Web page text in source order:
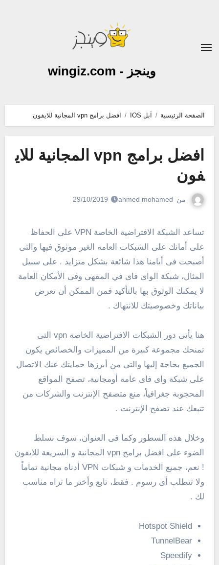
وينجز - wingiz.com
الصفحة الرئيسية آبل IOS افضل برامج vpn المجانية للايفون
افضل برامج vpn المجانية للاي
فون
من ahmed mohamed
29/10/2019
تساعد الشبكة الافتراضية الخاصة VPN على الحفاظ
على أمانك على الشبكات العامة الغير موثوق فيها والتى
أصبحت فى أيامنا هذا شائعة بشكل متزايد . على سبيل
المثال، شبكة الواى فاى في المقهى وفى الأمكان العامة
لا يمكنك الوثوق بها بالتأكيد فمن الممكن أن تعرض
بياناتك وخصوصيتك للانتهاك .
هنا يأتى دور الشبكات الافتراضية الخاصة vpn التى
تمنحك مجموعة كبيرة من المميزات والخصائص يكون
الجميع بحاجة إليها والتى من أبرزها حمايتك عنك الاتصال
على شبكة واى فاى عامة أومجانية، تصفح المواقع
المحجوبة جغرافياً، منع متصفح الإنترنت والشركات من
تتبعك عند تصفح الإنترنت .
وخلال هذه السطور وكما فى العنوان، سوف نسلط
الضوء على افضل برامج vpn المجانية و السريعة للايفون
! نعم، جميع الخدمات و شبكات VPN أدناه مجانية تماماً
ولا تتطلب أى رسوم . فقط، تابع وأختر ما تراه مناسب
لك .
Hotspot Shield
TunnelBear
Speedify